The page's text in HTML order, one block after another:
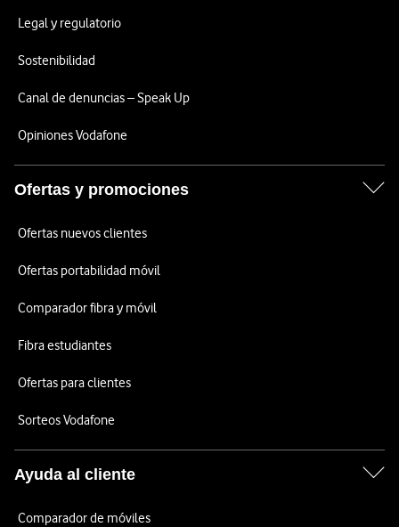
Legal y regulatorio
Sostenibilidad
Canal de denuncias – Speak Up
Opiniones Vodafone
Ofertas y promociones
Ofertas nuevos clientes
Ofertas portabilidad móvil
Comparador fibra y móvil
Fibra estudiantes
Ofertas para clientes
Sorteos Vodafone
Ayuda al cliente
Comparador de móviles